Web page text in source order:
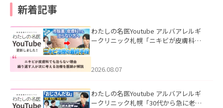
新着記事
わたしの名医Youtube アルバアレルギ
ークリニック札幌「ニキビが皮膚科で
ました。
2026.08.07
わたしの名医Youtube アルバアレルギ
ークリニック札幌「30代から急に老け